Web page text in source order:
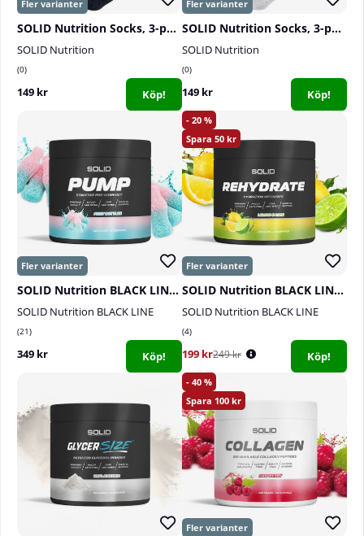
SOLID Nutrition Socks, 3-pack, Black
SOLID Nutrition
0
149 kr Köp!
SOLID Nutrition Socks, 3-pack, White
SOLID Nutrition
0
149 kr Köp!
SOLID Nutrition BLACK LINE Pump, 360 g
SOLID Nutrition BLACK LINE
21
349 kr Köp!
20
50
SOLID Nutrition BLACK LINE Rehydrate, 270 g
SOLID Nutrition BLACK LINE
4
199 kr249 kr Köp!
40
100